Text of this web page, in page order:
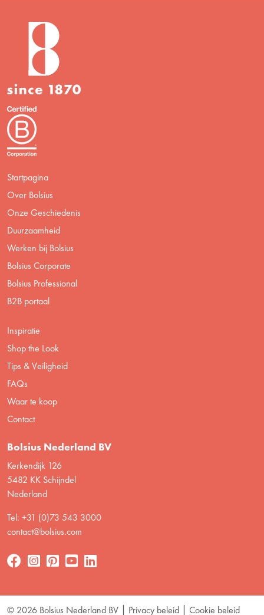
Startpagina
Over Bolsius
Onze Geschiedenis
Duurzaamheid
Werken bij Bolsius
Bolsius Corporate
Bolsius Professional
B2B portaal
Inspiratie
Shop the Look
Tips & Veiligheid
FAQs
Waar te koop
Contact
Bolsius Nederland BV
Kerkendijk 126
5482 KK Schijndel
Nederland
Tel: +31 (0)73 543 3000
contact@bolsius.com
© 2026 Bolsius Nederland BV Privacy beleid Cookie beleid